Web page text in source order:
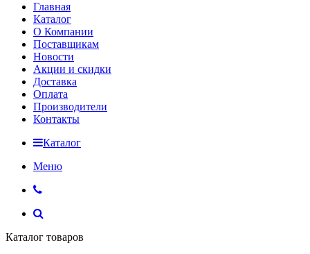
Главная
Каталог
О Компании
Поставщикам
Новости
Акции и скидки
Доставка
Оплата
Производители
Контакты
Каталог
Меню
Каталог товаров